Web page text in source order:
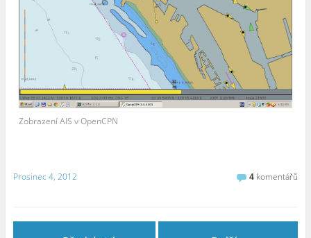
Zobrazení AIS v OpenCPN
Prosinec 4, 2012 4 komentářů